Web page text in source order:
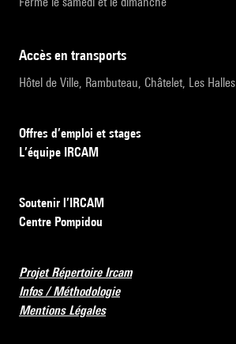
accès en transports
Hôtel de Ville, Rambuteau, Châtelet, Les Halles
Offres d’emploi et stages
L’équipe IRCAM
Soutenir l’IRCAM
Centre Pompidou
Projet Répertoire Ircam
Infos / Méthodologie
Mentions Légales